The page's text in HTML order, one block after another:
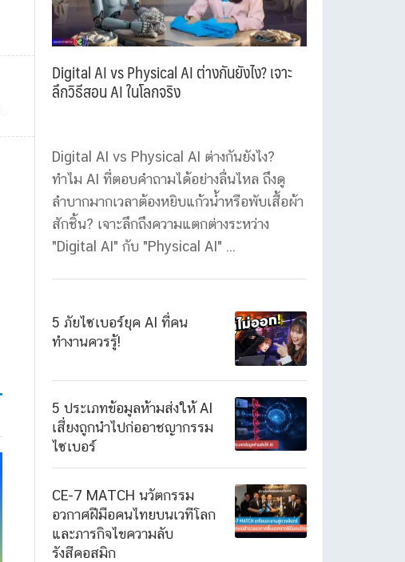
Digital AI vs Physical AI ต่างกันยังไง? เจาะ
ลึกวิธีสอน AI ในโลกจริง
Digital AI vs Physical AI ต่างกันยังไง?
ทำไม AI ที่ตอบคำถามได้อย่างลื่นไหล ถึงดู
ลำบากมากเวลาต้องหยิบแก้วน้ำหรือพับเสื้อผ้า
สักชิ้น? เจาะลึกถึงความแตกต่างระหว่าง
"Digital AI" กับ "Physical AI" ...
5 ภัยไซเบอร์ยุค AI ที่คน
ทำงานควรรู้!
5 ประเภทข้อมูลห้ามส่งให้ AI
เสี่ยงถูกนำไปก่ออาชญากรรม
ไซเบอร์
CE-7 MATCH นวัตกรรม
อวกาศฝีมือคนไทยบนเวทีโลก
และภารกิจไขความลับ
รังสีคอสมิก